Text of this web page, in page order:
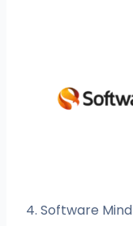
4. Software Mind